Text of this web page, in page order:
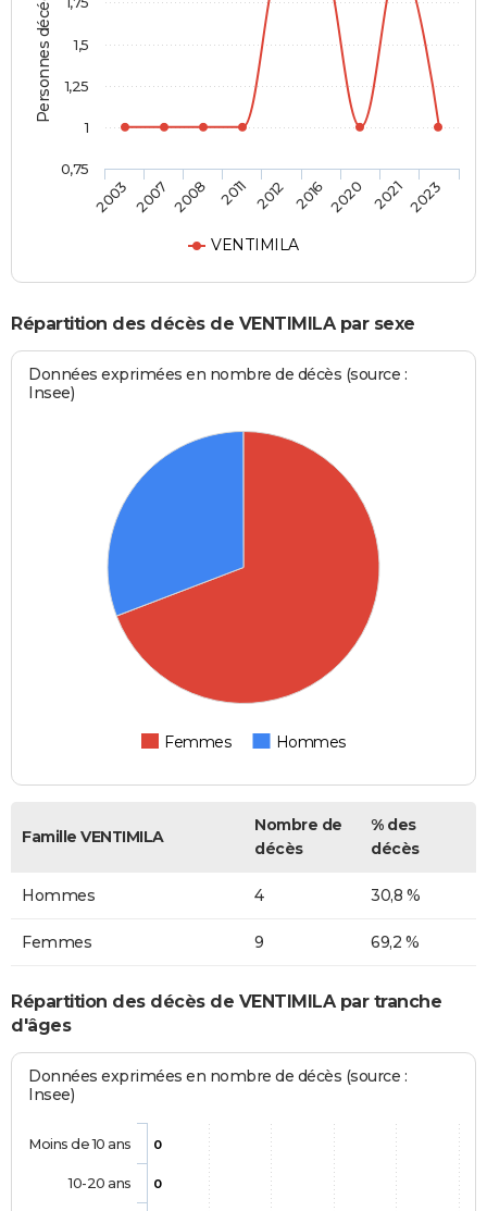
Personnes décédées
VENTIMILA
2003 2007 2008 2011 2012 2016 2020 20212023
0,75
1
1,25
1,5
Répartition des décès de VENTIMILA par sexe
Données exprimées en nombre de décès (source :
Insee)
Femmes Hommes
Famille VENTIMILA
Nombre de
décès
% des
décès
Hommes 4 30,8 %
Femmes 9 69,2 %
Répartition des décès de VENTIMILA par tranche
d'âges
Données exprimées en nombre de décès (source :
Insee)
0
0
Moins de 10 ans
10-20 ans